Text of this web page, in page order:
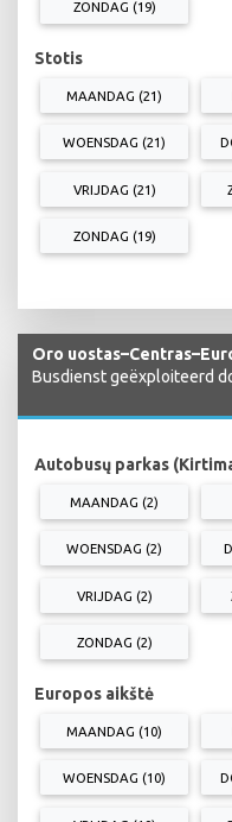
ZONDAG (19)
Stotis
MAANDAG (21)
WOENSDAG (21)
VRIJDAG (21)
ZONDAG (19)
Oro
Busdienst geëxploiteerd
Autobusų parkas
MAANDAG (2)
WOENSDAG (2)
VRIJDAG (2)
ZONDAG (2)
Europos aikštė
MAANDAG (10)
WOENSDAG (10)